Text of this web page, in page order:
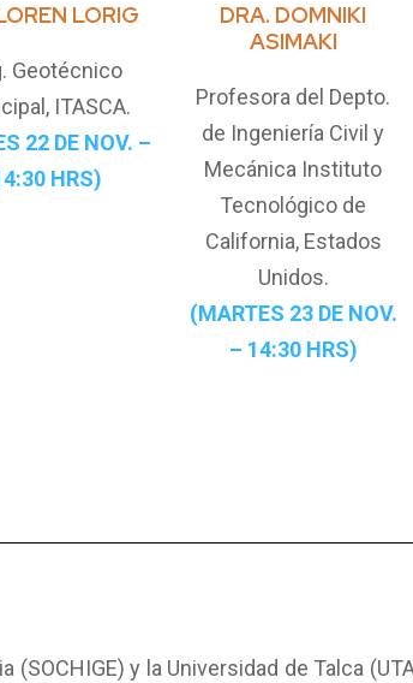
LORIG
Geotécnico
ITASCA.
22 DE NOV. –
HRS)
DRA. DOMNIKI
ASIMAKI
Profesora del Depto.
de Ingeniería Civil y
Mecánica Instituto
Tecnológico de
California, Estados
Unidos.
(MARTES 23 DE NOV.
– 14:30 HRS)
(SOCHIGE) y la Universidad de Talca